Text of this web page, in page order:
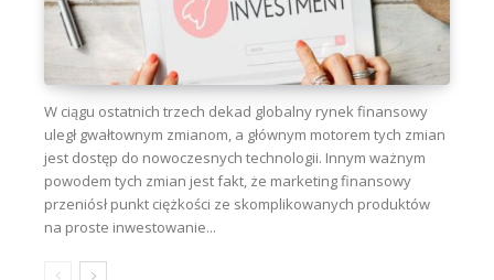
W ciągu ostatnich trzech dekad globalny rynek finansowy
uległ gwałtownym zmianom, a głównym motorem tych zmian
jest dostęp do nowoczesnych technologii. Innym ważnym
powodem tych zmian jest fakt, że marketing finansowy
przeniósł punkt ciężkości ze skomplikowanych produktów
na proste inwestowanie...